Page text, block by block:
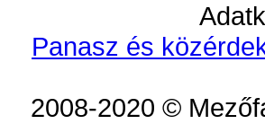
Panasz és
2008-2020 ©